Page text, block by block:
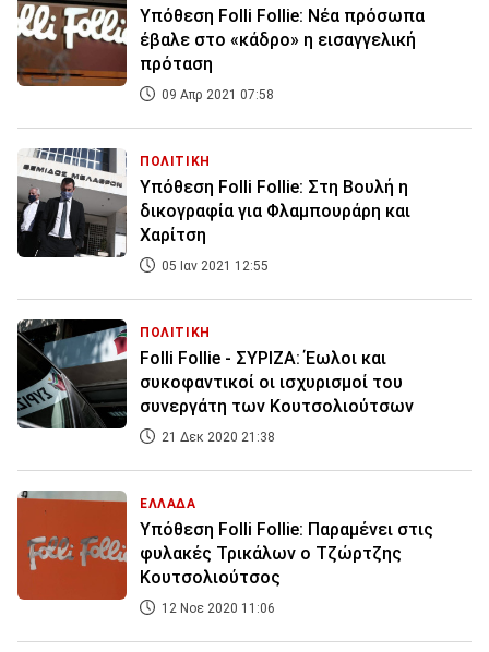
Υπόθεση Folli Follie: Νέα πρόσωπα
έβαλε στο «κάδρο» η εισαγγελική
πρόταση
09 Απρ 2021 07:58
ΠΟΛΙΤΙΚΗ
Υπόθεση Folli Follie: Στη Βουλή η
δικογραφία για Φλαμπουράρη και
Χαρίτση
05 Ιαν 2021 12:55
ΠΟΛΙΤΙΚΗ
Folli Follie - ΣΥΡΙΖΑ: Έωλοι και
συκοφαντικοί οι ισχυρισμοί του
συνεργάτη των Κουτσολιούτσων
21 Δεκ 2020 21:38
ΕΛΛΑΔΑ
Υπόθεση Folli Follie: Παραμένει στις
φυλακές Τρικάλων ο Τζώρτζης
Κουτσολιούτσος
12 Νοε 2020 11:06